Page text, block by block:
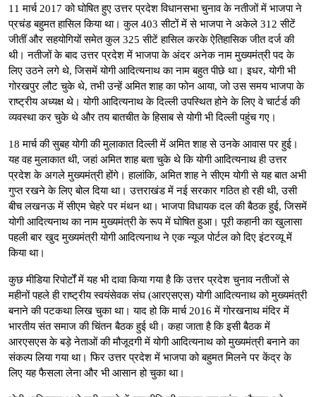
11 मार्च 2017 को घोषित हुए उत्तर प्रदेश विधानसभा चुनाव के नतीजों में भाजपा ने
प्रचंड बहुमत हासिल किया था। कुल 403 सीटों में से भाजपा ने अकेले 312 सीटें
जीतीं और सहयोगियों समेत कुल 325 सीटें हासिल करके ऐतिहासिक जीत दर्ज की
थी। नतीजों के बाद उत्तर प्रदेश में भाजपा के अंदर अनेक नाम मुख्यमंत्री पद के
लिए उठने लगे थे, जिसमें योगी आदित्यनाथ का नाम बहुत पीछे था। इधर, योगी भी
गोरखपुर लौट चुके थे, तभी उन्हें अमित शाह का फोन आया, जो उस समय भाजपा के
राष्ट्रीय अध्यक्ष थे। योगी आदित्यनाथ के दिल्ली उपस्थित होने के लिए वे चार्टर्ड की
व्यवस्था कर चुके थे और तय बातचीत के हिसाब से योगी भी दिल्ली पहुंच गए।
18 मार्च की सुबह योगी की मुलाकात दिल्ली में अमित शाह से उनके आवास पर हुई।
यह वह मुलाकात थी, जहां अमित शाह बता चुके थे कि योगी आदित्यनाथ ही उत्तर
प्रदेश के अगले मुख्यमंत्री होंगे। हालांकि, अमित शाह ने सीएम योगी से यह बात अभी
गुप्त रखने के लिए बोल दिया था। उत्तराखंड में नई सरकार गठित हो रही थी, उसी
बीच लखनऊ में सीएम चेहरे पर मंथन था। भाजपा विधायक दल की बैठक हुई, जिसमें
योगी आदित्यनाथ का नाम मुख्यमंत्री के रूप में घोषित हुआ। पूरी कहानी का खुलासा
पहली बार खुद मुख्यमंत्री योगी आदित्यनाथ ने एक न्यूज पोर्टल को दिए इंटरव्यू में
किया था।
कुछ मीडिया रिपोर्टों में यह भी दावा किया गया है कि उत्तर प्रदेश चुनाव नतीजों से
महीनों पहले ही राष्ट्रीय स्वयंसेवक संघ (आरएसएस) योगी आदित्यनाथ को मुख्यमंत्री
बनाने की पटकथा लिख चुका था। याद हो कि मार्च 2016 में गोरखनाथ मंदिर में
भारतीय संत समाज की चिंतन बैठक हुई थी। कहा जाता है कि इसी बैठक में
आरएसएस के बड़े नेताओं की मौजूदगी में योगी आदित्यनाथ को मुख्यमंत्री बनाने का
संकल्प लिया गया था। फिर उत्तर प्रदेश में भाजपा को बहुमत मिलने पर केंद्र के
लिए यह फैसला लेना और भी आसान हो चुका था।